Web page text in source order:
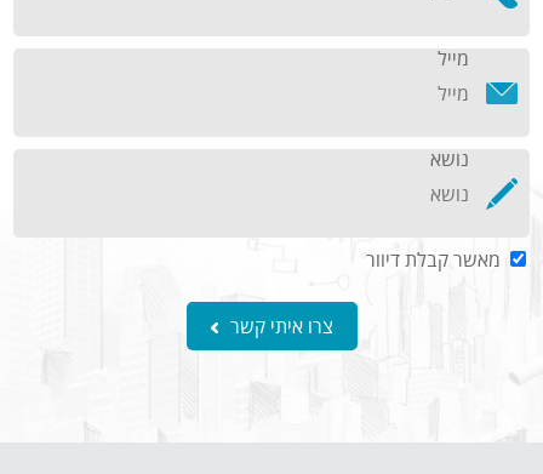
מייל
נושא
מאשר קבלת דיוור
צרו איתי קשר